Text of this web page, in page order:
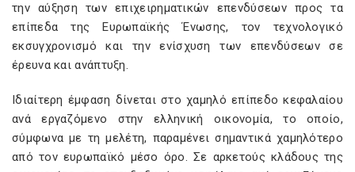
την αύξηση των επιχειρηματικών επενδύσεων προς τα
επίπεδα της Ευρωπαϊκής Ένωσης, τον τεχνολογικό
εκσυγχρονισμό και την ενίσχυση των επενδύσεων σε
έρευνα και ανάπτυξη.
Ιδιαίτερη έμφαση δίνεται στο χαμηλό επίπεδο κεφαλαίου
ανά εργαζόμενο στην ελληνική οικονομία, το οποίο,
σύμφωνα με τη μελέτη, παραμένει σημαντικά χαμηλότερο
από τον ευρωπαϊκό μέσο όρο. Σε αρκετούς κλάδους της